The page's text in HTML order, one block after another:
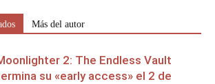
Más del autor
2: The Endless Vault
su «early access» el 2 de